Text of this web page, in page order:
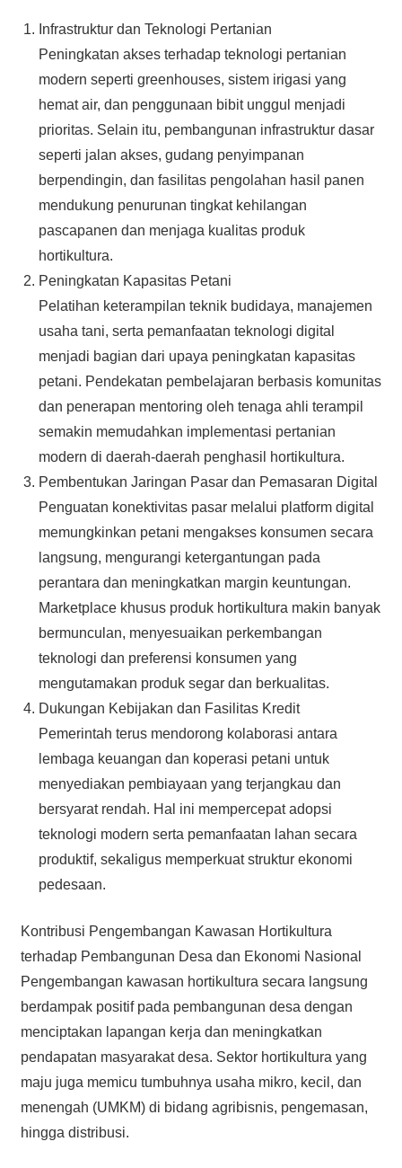
Infrastruktur dan Teknologi Pertanian
Peningkatan akses terhadap teknologi pertanian
modern seperti greenhouses, sistem irigasi yang
hemat air, dan penggunaan bibit unggul menjadi
prioritas. Selain itu, pembangunan infrastruktur dasar
seperti jalan akses, gudang penyimpanan
berpendingin, dan fasilitas pengolahan hasil panen
mendukung penurunan tingkat kehilangan
pascapanen dan menjaga kualitas produk
hortikultura.
Peningkatan Kapasitas Petani
Pelatihan keterampilan teknik budidaya, manajemen
usaha tani, serta pemanfaatan teknologi digital
menjadi bagian dari upaya peningkatan kapasitas
petani. Pendekatan pembelajaran berbasis komunitas
dan penerapan mentoring oleh tenaga ahli terampil
semakin memudahkan implementasi pertanian
modern di daerah-daerah penghasil hortikultura.
Pembentukan Jaringan Pasar dan Pemasaran Digital
Penguatan konektivitas pasar melalui platform digital
memungkinkan petani mengakses konsumen secara
langsung, mengurangi ketergantungan pada
perantara dan meningkatkan margin keuntungan.
Marketplace khusus produk hortikultura makin banyak
bermunculan, menyesuaikan perkembangan
teknologi dan preferensi konsumen yang
mengutamakan produk segar dan berkualitas.
Dukungan Kebijakan dan Fasilitas Kredit
Pemerintah terus mendorong kolaborasi antara
lembaga keuangan dan koperasi petani untuk
menyediakan pembiayaan yang terjangkau dan
bersyarat rendah. Hal ini mempercepat adopsi
teknologi modern serta pemanfaatan lahan secara
produktif, sekaligus memperkuat struktur ekonomi
pedesaan.
Kontribusi Pengembangan Kawasan Hortikultura
terhadap Pembangunan Desa dan Ekonomi Nasional
Pengembangan kawasan hortikultura secara langsung
berdampak positif pada pembangunan desa dengan
menciptakan lapangan kerja dan meningkatkan
pendapatan masyarakat desa. Sektor hortikultura yang
maju juga memicu tumbuhnya usaha mikro, kecil, dan
menengah (UMKM) di bidang agribisnis, pengemasan,
hingga distribusi.